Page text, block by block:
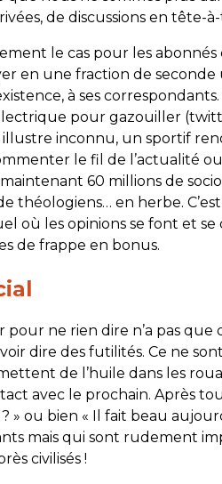
de discussions en tête-
le cas pour les
en une fraction de
à ses
pour gazouiller (
inconnu, un sportif
le fil de l’actualité ou
60 millions de
théologiens… en herbe.
où les opinions se font et
de frappe en bonus.
pour ne rien dire n’a pas que
dire des futilités. Ce ne sont
de l’huile dans les
avec le prochain. Après
» ou bien « Il fait beau
mais qui sont rudement
civilisés !